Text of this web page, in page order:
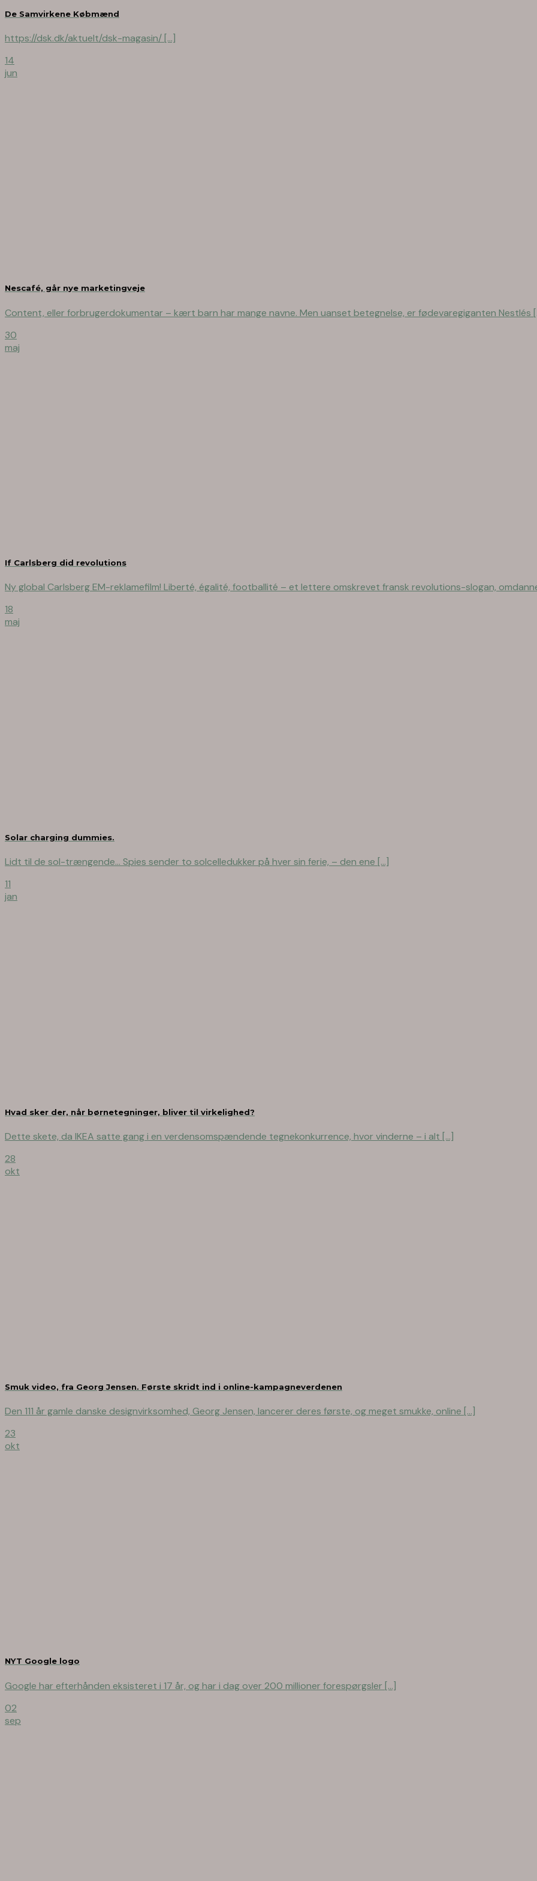
De Samvirkene Købmænd
https://dsk.dk/aktuelt/dsk-magasin/ [...]
14
jun
Nescafé, går nye marketingveje
Content, eller forbrugerdokumentar – kært barn har mange navne. Men uanset betegnelse, er fødevaregiganten Nestlés
30
maj
If Carlsberg did revolutions
Ny global Carlsberg EM-reklamefilm! Liberté, égalité, footballité – et lettere omskrevet fransk revolutions-slogan,
18
maj
Solar charging dummies.
Lidt til de sol-trængende… Spies sender to solcelledukker på hver sin ferie, – den ene [...]
11
jan
Hvad sker der, når børnetegninger, bliver til virkelighed?
Dette skete, da IKEA satte gang i en verdensomspændende tegnekonkurrence, hvor vinderne – i alt [...]
28
okt
Smuk video, fra Georg Jensen. Første skridt ind i online-kampagneverdenen
Den 111 år gamle danske designvirksomhed, Georg Jensen, lancerer deres første, og meget smukke, online [...]
23
okt
NYT Google logo
Google har efterhånden eksisteret i 17 år, og har i dag over 200 millioner forespørgsler [...]
02
sep